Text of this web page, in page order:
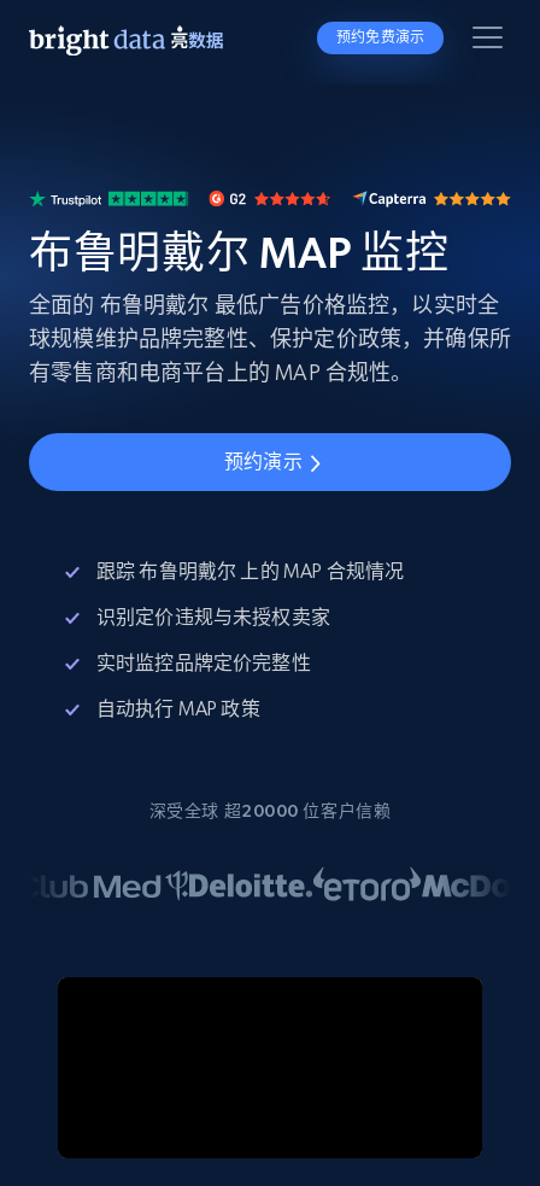
预约免费演示
布鲁明戴尔 MAP 监控
全面的 布鲁明戴尔 最低广告价格监控，以实时全
球规模维护品牌完整性、保护定价政策，并确保所
有零售商和电商平台上的 MAP 合规性。
预约演示
跟踪 布鲁明戴尔 上的 MAP 合规情况
识别定价违规与未授权卖家
实时监控品牌定价完整性
自动执行 MAP 政策
深受全球 超20000 位客户信赖